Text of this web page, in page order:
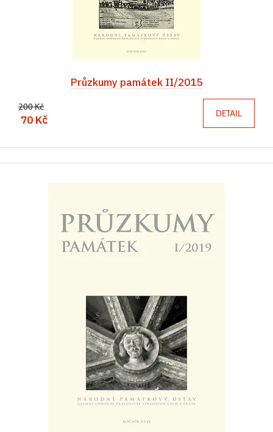
Průzkumy památek II/2015
200 Kč
70 Kč DETAIL